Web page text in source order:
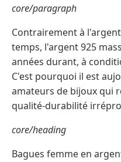
core/paragraph
Contrairement à
temps, l'argent 925
années durant, à
C'est pourquoi il est
amateurs de bijoux qui
qualité-durabilité
core/heading
Bagues femme en